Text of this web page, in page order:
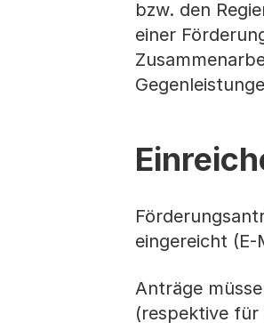
bzw. den
einer
eingereicht (E-
Anträge
(respektive für